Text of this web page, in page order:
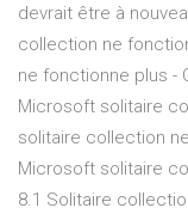
devrait être à
collection ne
ne fonctionne plus -
Microsoft solitaire
solitaire collection
Microsoft solitaire
8.1 Solitaire